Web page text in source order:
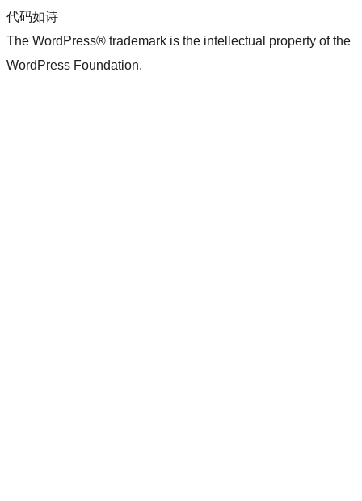
代码如诗
The WordPress® trademark is the intellectual property of the
WordPress Foundation.